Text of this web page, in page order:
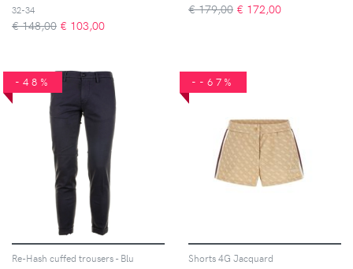
32-34
€ 148,00 € 103,00
€ 179,00 € 172,00
-48%
Re-Hash cuffed trousers - Blu
--67%
Shorts 4G Jacquard